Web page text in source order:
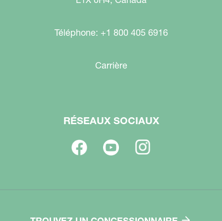
Téléphone: +1 800 405 6916
Carrière
RÉSEAUX SOCIAUX